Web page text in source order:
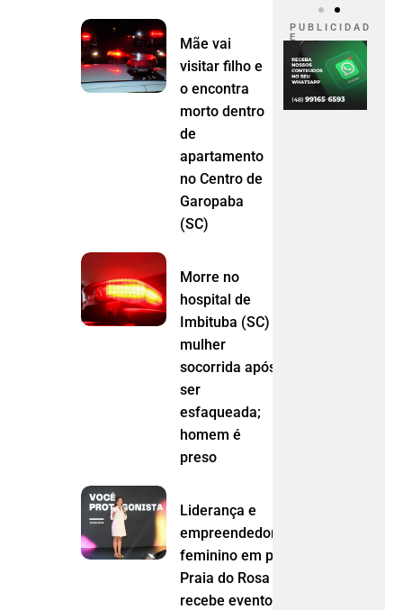
Mãe vai
visitar filho e
o encontra
morto dentro
de
apartamento
no Centro de
Garopaba
(SC)
Morre no
hospital de
Imbituba (SC)
mulher
socorrida após
ser
esfaqueada;
homem é
preso
Liderança e
empreendedorismo
feminino em pauta:
Praia do Rosa
recebe evento do
P U B L I C I D A D
E